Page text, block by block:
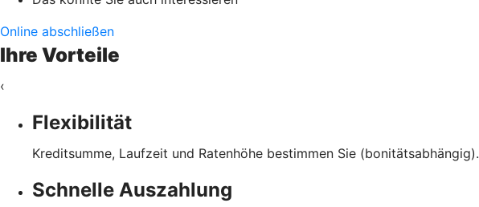
Online abschließen
Ihre Vorteile
‹
Flexibilität
Kreditsumme, Laufzeit und Ratenhöhe bestimmen Sie (bonitätsabhängig).
Schnelle Auszahlung